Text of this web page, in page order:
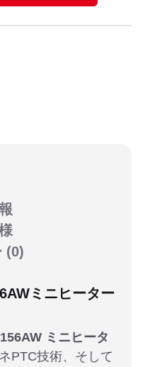
(0)
ミニヒーター
ミニヒータ
PTC技術、そして